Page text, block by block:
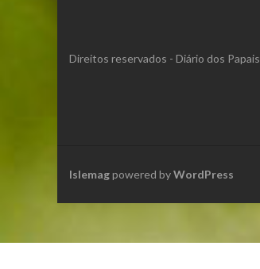
Direitos reservados - Diário dos Papais
Islemagpowered byWordPress